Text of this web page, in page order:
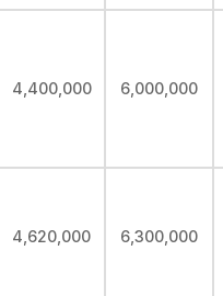
4,400,000 6,000,000
4,620,000 6,300,000